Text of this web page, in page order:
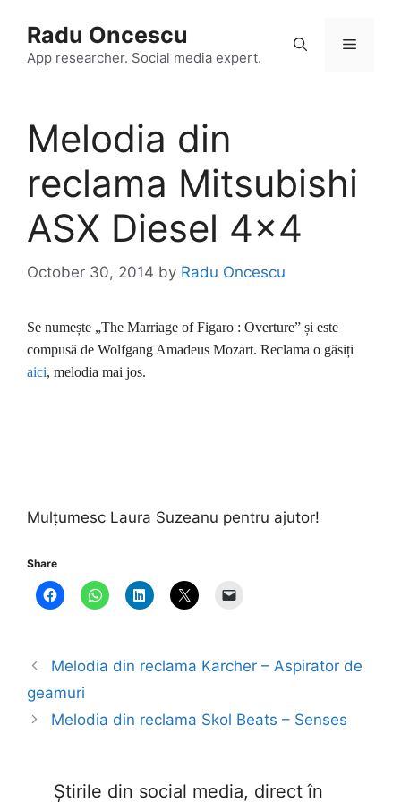
content
Radu Oncescu
App researcher. Social media expert.
Menu
Melodia din
reclama Mitsubishi
ASX Diesel 4×4
October 30, 2014 by Radu Oncescu
Se numește „The Marriage of Figaro : Overture” și este
compusă de Wolfgang Amadeus Mozart. Reclama o găsiți
aici, melodia mai jos.
Mulțumesc Laura Suzeanu pentru ajutor!
Share
Melodia din reclama Karcher – Aspirator de
geamuri
Melodia din reclama Skol Beats – Senses
Știrile din social media, direct în